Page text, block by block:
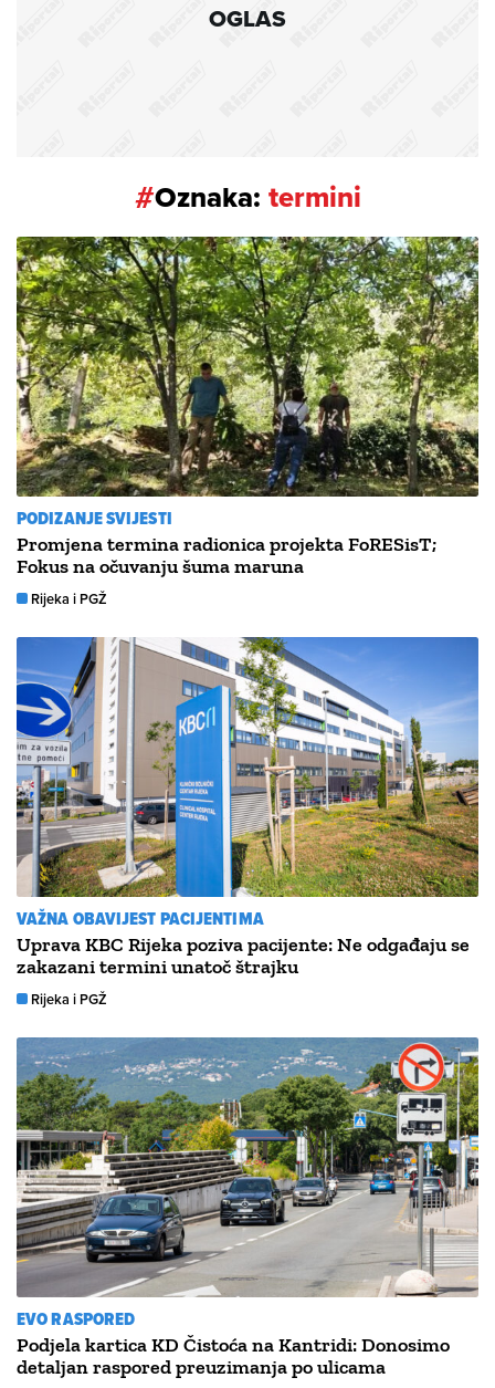
OGLAS
#Oznaka: termini
PODIZANJE SVIJESTI
Promjena termina radionica projekta FoRESisT;
Fokus na očuvanju šuma maruna
Rijeka i PGŽ
VAŽNA OBAVIJEST PACIJENTIMA
Uprava KBC Rijeka poziva pacijente: Ne odgađaju se
zakazani termini unatoč štrajku
Rijeka i PGŽ
EVO RASPORED
Podjela kartica KD Čistoća na Kantridi: Donosimo
detaljan raspored preuzimanja po ulicama